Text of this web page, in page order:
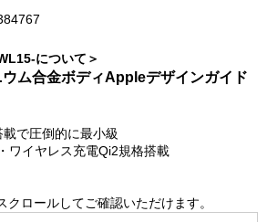
について＞
ム合金ボディAppleデザインガイド
で圧倒的に最小級
ワイヤレス充電Qi2規格搭載
クロールしてご確認いただけます。